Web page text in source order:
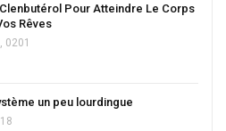
Pour Atteindre Le Corps
Rêves
0201
un peu lourdingue